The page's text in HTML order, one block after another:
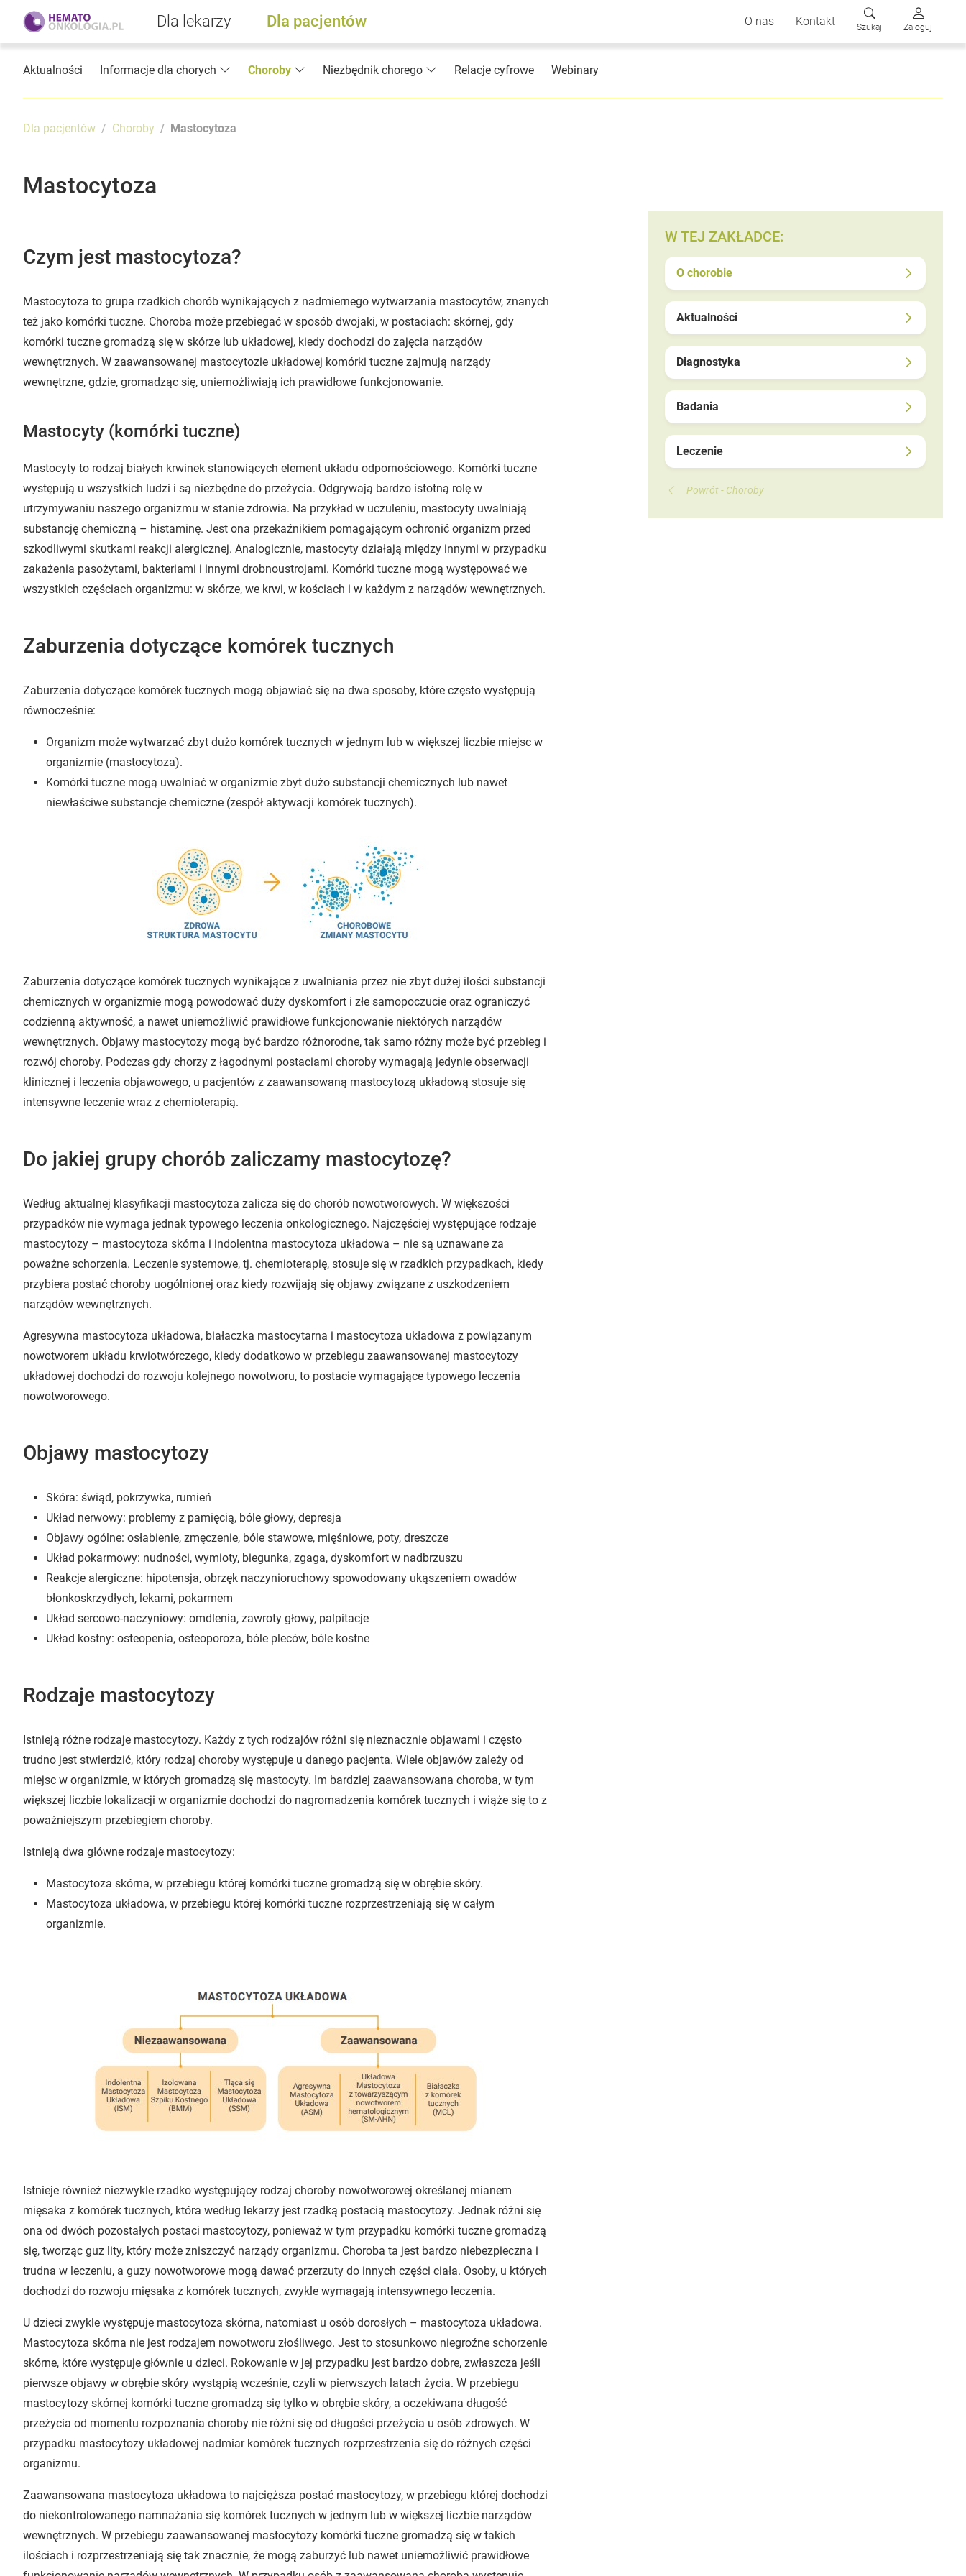
Dla lekarzy Dla pacjentów O nas Kontakt Szukaj Zaloguj
Aktualności Informacje dla chorych Choroby Niezbędnik chorego Relacje cyfrowe Webinary
Dla pacjentów Choroby Mastocytoza
Mastocytoza
Czym jest mastocytoza?
Mastocytoza to grupa rzadkich chorób wynikających z nadmiernego wytwarzania mastocytów, znanych
też jako komórki tuczne. Choroba może przebiegać w sposób dwojaki, w postaciach: skórnej, gdy
komórki tuczne gromadzą się w skórze lub układowej, kiedy dochodzi do zajęcia narządów
wewnętrznych. W zaawansowanej mastocytozie układowej komórki tuczne zajmują narządy
wewnętrzne, gdzie, gromadząc się, uniemożliwiają ich prawidłowe funkcjonowanie.
Mastocyty (komórki tuczne)
Mastocyty to rodzaj białych krwinek stanowiących element układu odpornościowego. Komórki tuczne
występują u wszystkich ludzi i są niezbędne do przeżycia. Odgrywają bardzo istotną rolę w
utrzymywaniu naszego organizmu w stanie zdrowia. Na przykład w uczuleniu, mastocyty uwalniają
substancję chemiczną – histaminę. Jest ona przekaźnikiem pomagającym ochronić organizm przed
szkodliwymi skutkami reakcji alergicznej. Analogicznie, mastocyty działają między innymi w przypadku
zakażenia pasożytami, bakteriami i innymi drobnoustrojami. Komórki tuczne mogą występować we
wszystkich częściach organizmu: w skórze, we krwi, w kościach i w każdym z narządów wewnętrznych.
Zaburzenia dotyczące komórek tucznych
Zaburzenia dotyczące komórek tucznych mogą objawiać się na dwa sposoby, które często występują
równocześnie:
Organizm może wytwarzać zbyt dużo komórek tucznych w jednym lub w większej liczbie miejsc w
organizmie (mastocytoza).
Komórki tuczne mogą uwalniać w organizmie zbyt dużo substancji chemicznych lub nawet
niewłaściwe substancje chemiczne (zespół aktywacji komórek tucznych).
Zaburzenia dotyczące komórek tucznych wynikające z uwalniania przez nie zbyt dużej ilości substancji
chemicznych w organizmie mogą powodować duży dyskomfort i złe samopoczucie oraz ograniczyć
codzienną aktywność, a nawet uniemożliwić prawidłowe funkcjonowanie niektórych narządów
wewnętrznych. Objawy mastocytozy mogą być bardzo różnorodne, tak samo różny może być przebieg i
rozwój choroby. Podczas gdy chorzy z łagodnymi postaciami choroby wymagają jedynie obserwacji
klinicznej i leczenia objawowego, u pacjentów z zaawansowaną mastocytozą układową stosuje się
intensywne leczenie wraz z chemioterapią.
Do jakiej grupy chorób zaliczamy mastocytozę?
Według aktualnej klasyfikacji mastocytoza zalicza się do chorób nowotworowych. W większości
przypadków nie wymaga jednak typowego leczenia onkologicznego. Najczęściej występujące rodzaje
mastocytozy – mastocytoza skórna i indolentna mastocytoza układowa – nie są uznawane za
poważne schorzenia. Leczenie systemowe, tj. chemioterapię, stosuje się w rzadkich przypadkach, kiedy
przybiera postać choroby uogólnionej oraz kiedy rozwijają się objawy związane z uszkodzeniem
narządów wewnętrznych.
Agresywna mastocytoza układowa, białaczka mastocytarna i mastocytoza układowa z powiązanym
nowotworem układu krwiotwórczego, kiedy dodatkowo w przebiegu zaawansowanej mastocytozy
układowej dochodzi do rozwoju kolejnego nowotworu, to postacie wymagające typowego leczenia
nowotworowego.
Objawy mastocytozy
Skóra: świąd, pokrzywka, rumień
Układ nerwowy: problemy z pamięcią, bóle głowy, depresja
Objawy ogólne: osłabienie, zmęczenie, bóle stawowe, mięśniowe, poty, dreszcze
Układ pokarmowy: nudności, wymioty, biegunka, zgaga, dyskomfort w nadbrzuszu
Reakcje alergiczne: hipotensja, obrzęk naczynioruchowy spowodowany ukąszeniem owadów
błonkoskrzydłych, lekami, pokarmem
Układ sercowo-naczyniowy: omdlenia, zawroty głowy, palpitacje
Układ kostny: osteopenia, osteoporoza, bóle pleców, bóle kostne
Rodzaje mastocytozy
Istnieją różne rodzaje mastocytozy. Każdy z tych rodzajów różni się nieznacznie objawami i często
trudno jest stwierdzić, który rodzaj choroby występuje u danego pacjenta. Wiele objawów zależy od
miejsc w organizmie, w których gromadzą się mastocyty. Im bardziej zaawansowana choroba, w tym
większej liczbie lokalizacji w organizmie dochodzi do nagromadzenia komórek tucznych i wiąże się to z
poważniejszym przebiegiem choroby.
Istnieją dwa główne rodzaje mastocytozy:
Mastocytoza skórna, w przebiegu której komórki tuczne gromadzą się w obrębie skóry.
Mastocytoza układowa, w przebiegu której komórki tuczne rozprzestrzeniają się w całym
organizmie.
Istnieje również niezwykle rzadko występujący rodzaj choroby nowotworowej określanej mianem
mięsaka z komórek tucznych, która według lekarzy jest rzadką postacią mastocytozy. Jednak różni się
ona od dwóch pozostałych postaci mastocytozy, ponieważ w tym przypadku komórki tuczne gromadzą
się, tworząc guz lity, który może zniszczyć narządy organizmu. Choroba ta jest bardzo niebezpieczna i
trudna w leczeniu, a guzy nowotworowe mogą dawać przerzuty do innych części ciała. Osoby, u których
dochodzi do rozwoju mięsaka z komórek tucznych, zwykle wymagają intensywnego leczenia.
U dzieci zwykle występuje mastocytoza skórna, natomiast u osób dorosłych – mastocytoza układowa.
Mastocytoza skórna nie jest rodzajem nowotworu złośliwego. Jest to stosunkowo niegroźne schorzenie
skórne, które występuje głównie u dzieci. Rokowanie w jej przypadku jest bardzo dobre, zwłaszcza jeśli
pierwsze objawy w obrębie skóry wystąpią wcześnie, czyli w pierwszych latach życia. W przebiegu
mastocytozy skórnej komórki tuczne gromadzą się tylko w obrębie skóry, a oczekiwana długość
przeżycia od momentu rozpoznania choroby nie różni się od długości przeżycia u osób zdrowych. W
przypadku mastocytozy układowej nadmiar komórek tucznych rozprzestrzenia się do różnych części
organizmu.
Zaawansowana mastocytoza układowa to najcięższa postać mastocytozy, w przebiegu której dochodzi
do niekontrolowanego namnażania się komórek tucznych w jednym lub w większej liczbie narządów
wewnętrznych. W przebiegu zaawansowanej mastocytozy komórki tuczne gromadzą się w takich
ilościach i rozprzestrzeniają się tak znacznie, że mogą zaburzyć lub nawet uniemożliwić prawidłowe
W TEJ ZAKŁADCE:
O chorobie
Aktualności
Diagnostyka
Badania
Leczenie
Powrót - Choroby